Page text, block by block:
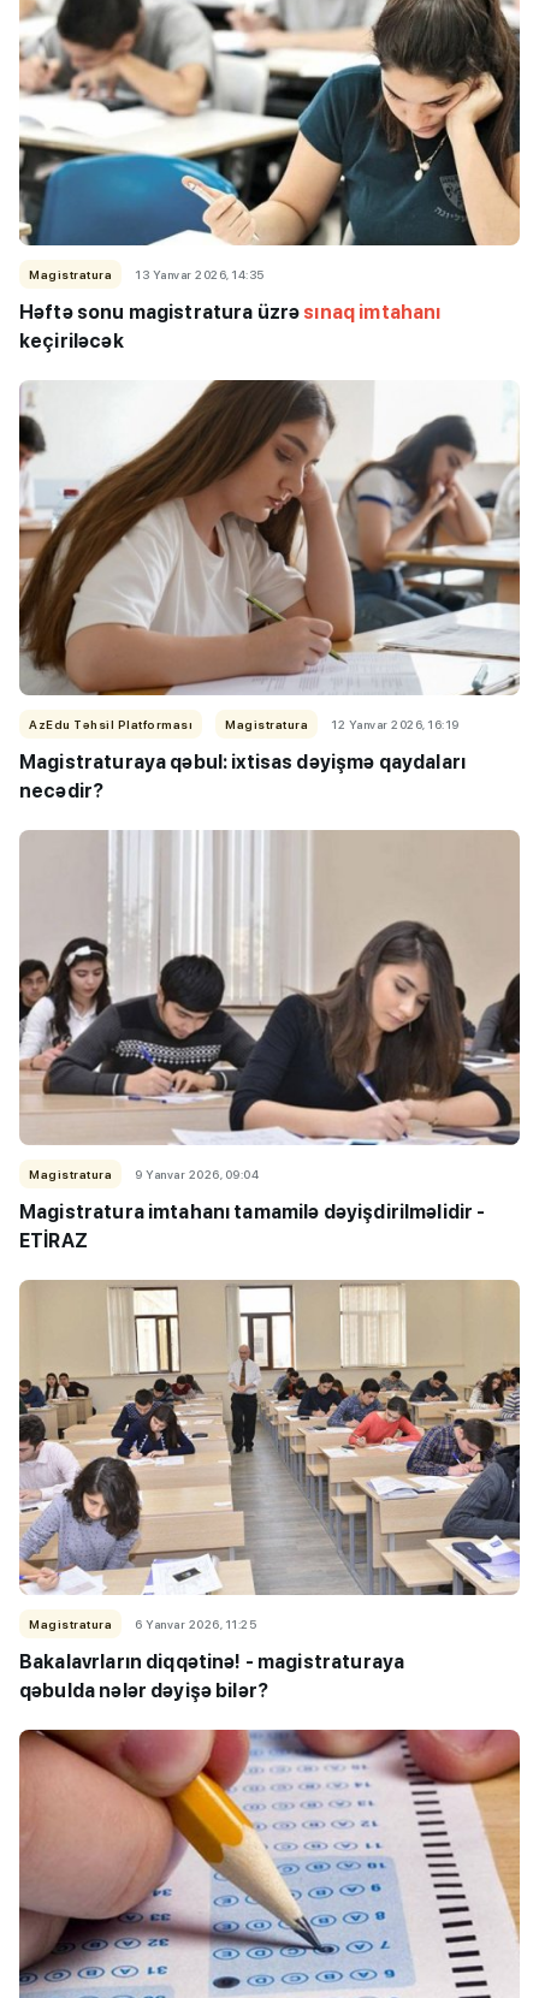
Magistratura 13 Yanvar 2026, 14:35
Həftə sonu magistratura üzrə sınaq imtahanı
keçiriləcək
AzEdu Təhsil Platforması Magistratura 12 Yanvar 2026, 16:19
Magistraturaya qəbul: ixtisas dəyişmə qaydaları
necədir?
Magistratura 9 Yanvar 2026, 09:04
Magistratura imtahanı tamamilə dəyişdirilməlidir -
ETİRAZ
Magistratura 6 Yanvar 2026, 11:25
Bakalavrların diqqətinə! - magistraturaya
qəbulda nələr dəyişə bilər?